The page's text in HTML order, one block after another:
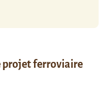
projet ferroviaire